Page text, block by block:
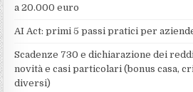
a 20.000 euro
AI Act: primi 5 passi pratici per
Scadenze 730 e dichiarazione dei
novità e casi particolari (bonus casa,
diversi)